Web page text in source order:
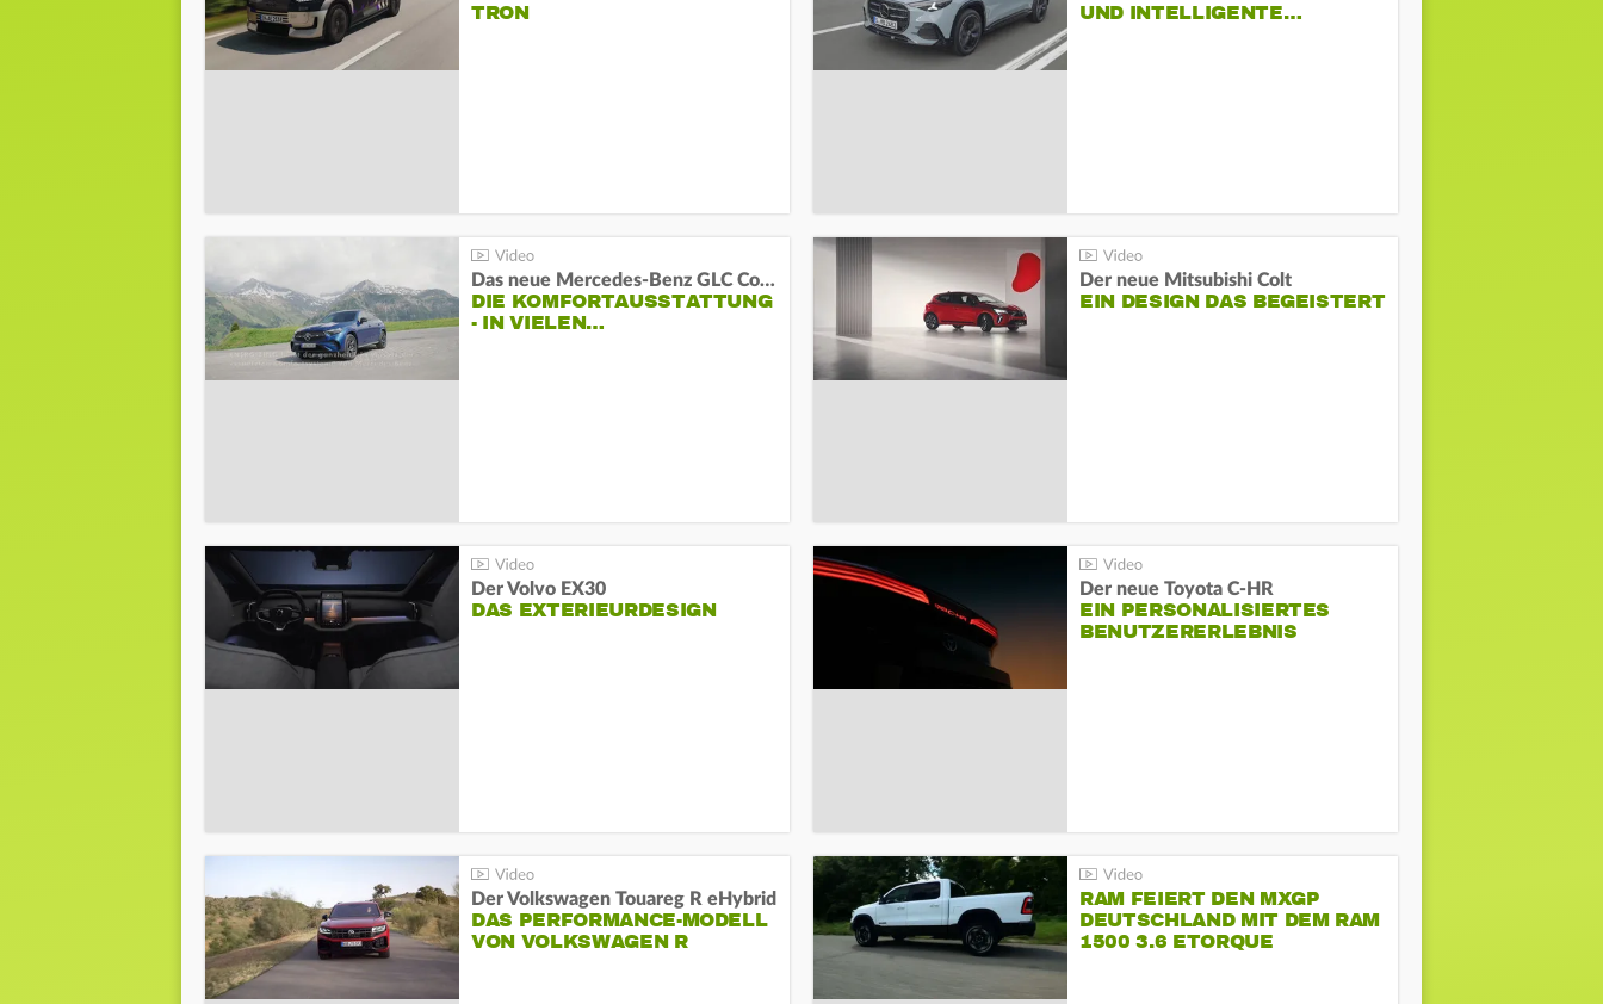
TRON
ND INTELLIGENTE…
Das neue Mercedes-Benz GLC Coupé
DIE KOMFORTAUSSTATTUNG
- IN VIELEN…
Der neue Mitsubishi Colt
EIN DESIGN DAS BEGEISTERT
Der Volvo EX30
DAS EXTERIEURDESIGN
Der neue Toyota C-HR
EIN PERSONALISIERTES
BENUTZERERLEBNIS
Der Volkswagen Touareg R eHybrid
DAS PERFORMANCE-MODELL
VON VOLKSWAGEN R
RAM FEIERT DEN MXGP
DEUTSCHLAND MIT DEM RAM
1500 3.6 ETORQUE